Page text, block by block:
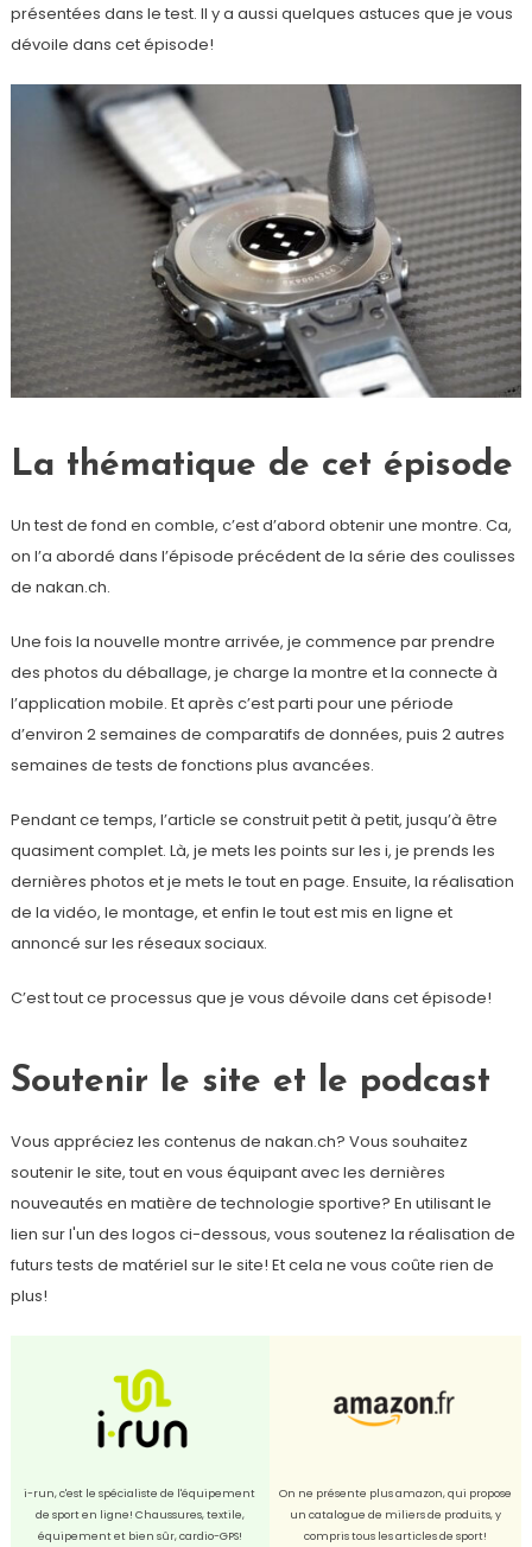
présentées dans le test. Il y a aussi quelques astuces que je vous
dévoile dans cet épisode!
La thématique de cet épisode
Un test de fond en comble, c’est d’abord obtenir une montre. Ca,
on l’a abordé dans l’épisode précédent de la série des coulisses
de nakan.ch.
Une fois la nouvelle montre arrivée, je commence par prendre
des photos du déballage, je charge la montre et la connecte à
l’application mobile. Et après c’est parti pour une période
d’environ 2 semaines de comparatifs de données, puis 2 autres
semaines de tests de fonctions plus avancées.
Pendant ce temps, l’article se construit petit à petit, jusqu’à être
quasiment complet. Là, je mets les points sur les i, je prends les
dernières photos et je mets le tout en page. Ensuite, la réalisation
de la vidéo, le montage, et enfin le tout est mis en ligne et
annoncé sur les réseaux sociaux.
C’est tout ce processus que je vous dévoile dans cet épisode!
Soutenir le site et le podcast
Vous appréciez les contenus de nakan.ch? Vous souhaitez
soutenir le site, tout en vous équipant avec les dernières
nouveautés en matière de technologie sportive? En utilisant le
lien sur l'un des logos ci-dessous, vous soutenez la réalisation de
futurs tests de matériel sur le site! Et cela ne vous coûte rien de
plus!
i-run, c'est le spécialiste de l'équipement
de sport en ligne! Chaussures, textile,
équipement et bien sûr, cardio-GPS!
On ne présente plus amazon, qui propose
un catalogue de miliers de produits, y
compris tous les articles de sport!